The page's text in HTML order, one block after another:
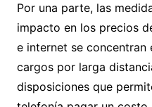
Por una parte, las
impacto en los precios
e internet se concentran
cargos por larga
disposiciones que